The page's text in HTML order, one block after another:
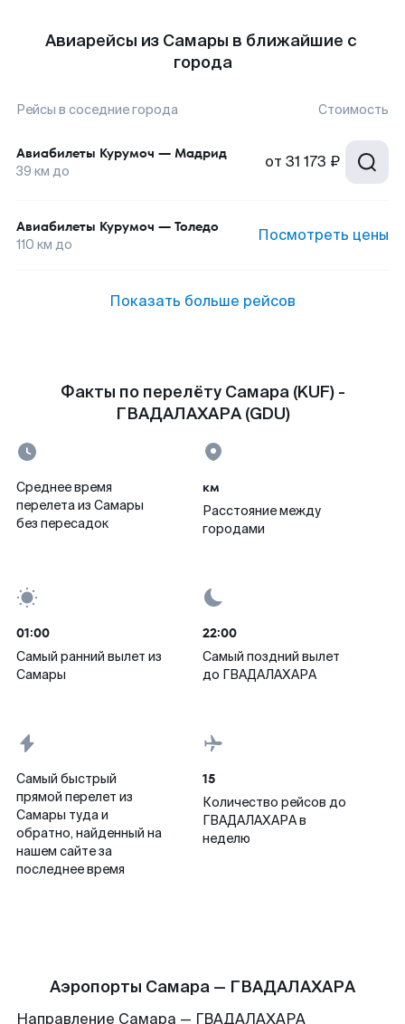
Авиарейсы из Самары в ближайшие с
города
Рейсы в соседние города Стоимость
Авиабилеты Курумоч — Мадрид
39 км до от 31 173 ₽
Авиабилеты Курумоч — Толедо
110 км до Посмотреть цены
Показать больше рейсов
Факты по перелёту Самара (KUF) -
ГВАДАЛАХАРА (GDU)
Среднее время
перелета из Самары
без пересадок
км
Расстояние между
городами
01:00
Самый ранний вылет из
Самары
22:00
Самый поздний вылет
до ГВАДАЛАХАРА
Самый быстрый
прямой перелет из
Самары туда и
обратно, найденный на
нашем сайте за
последнее время
15
Количество рейсов до
ГВАДАЛАХАРА в
неделю
Аэропорты Самара — ГВАДАЛАХАРА
Направление Самара — ГВАДАЛАХАРА